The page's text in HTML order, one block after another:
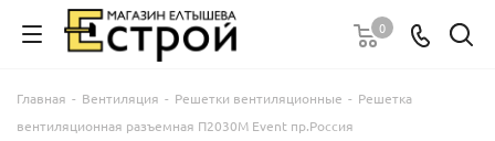
0
Главная - Вентиляция - Решетки вентиляционные - Решетка
вентиляционная разъемная П2030М Event пр.Россия